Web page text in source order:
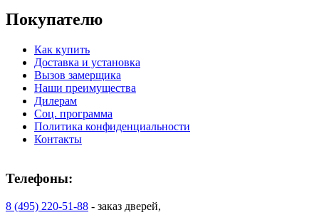
Покупателю
Как купить
Доставка и установка
Вызов замерщика
Наши преимущества
Дилерам
Соц. программа
Политика конфиденциальности
Контакты
Телефоны:
8 (495) 220-51-88 - заказ дверей,